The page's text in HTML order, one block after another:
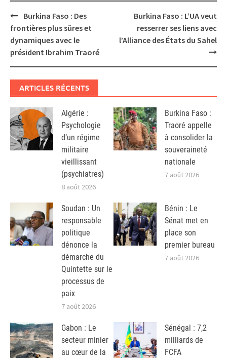
Post
navigation
Burkina Faso : Des
frontières plus sûres et
dynamiques avec le
président Ibrahim Traoré
Burkina Faso : L’UA veut
resserrer ses liens avec
l’Alliance des États du Sahel
ARTICLES RÉCENTS
Algérie :
Psychologie
d’un régime
militaire
vieillissant
(psychiatres)
8 août 2026
Burkina Faso :
Traoré appelle
à consolider la
souveraineté
nationale
7 août 2026
Soudan : Un
responsable
politique
dénonce la
démarche du
Quintette sur le
processus de
paix
7 août 2026
Bénin : Le
Sénat met en
place son
premier bureau
7 août 2026
Gabon : Le
secteur minier
au cœur de la
Sénégal : 7,2
milliards de
FCFA